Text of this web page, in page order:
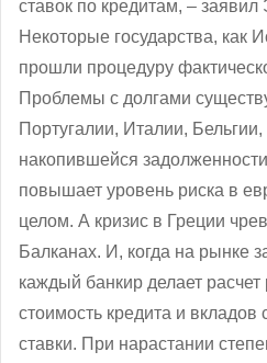
ставок по кредитам, –
Некоторые государства, как
прошли процедуру
Проблемы с долгами
Португалии, Италии,
накопившейся
повышает уровень риска в
целом. А кризис в Греции
Балканах. И, когда на рынке
каждый банкир делает
стоимость кредита и вкладов
ставки. При нарастании